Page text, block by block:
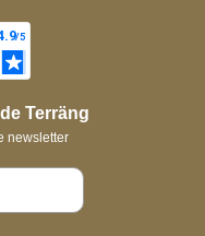
Terräng
newsletter